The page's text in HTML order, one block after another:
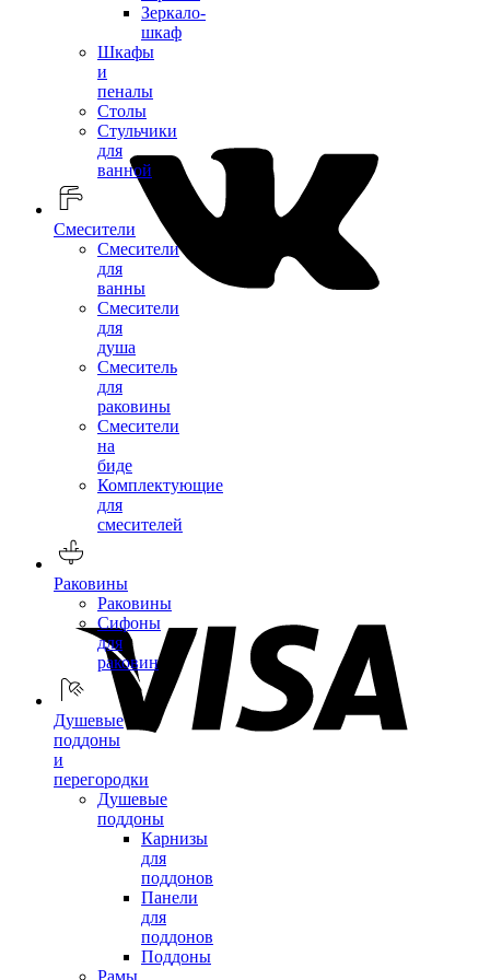
Зеркало-
шкаф
Шкафы
и
пеналы
Столы
Стульчики
для
ванной
Смесители
Смесители
для
ванны
Смесители
для
душа
Смеситель
для
раковины
Смесители
на
биде
Комплектующие
для
смесителей
Раковины
Раковины
Сифоны
для
раковин
Душевые
поддоны
и
перегородки
Душевые
поддоны
Карнизы
для
поддонов
Панели
для
поддонов
Поддоны